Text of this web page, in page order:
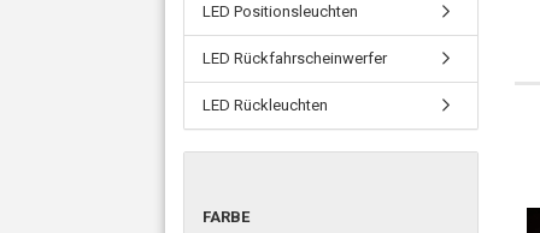
LED Positionsleuchten
LED Rückfahrscheinwerfer
LED Rückleuchten
FARBE